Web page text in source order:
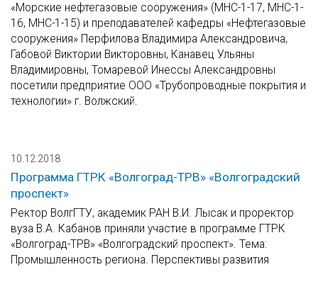
«Морские нефтегазовые сооружения» (МНС-1-17, МНС-1-
16, МНС-1-15) и преподавателей кафедры «Нефтегазовые
сооружения» Перфилова Владимира Александровича,
Габовой Виктории Викторовны, Канавец Ульяны
Владимировны, Томаревой Инессы Александровны
посетили предприятие ООО «Трубопроводные покрытия и
технологии» г. Волжский.
10.12.2018
Программа ГТРК «Волгоград-ТРВ» «Волгоградский
проспект»
Ректор ВолгГТУ, академик РАН В.И. Лысак и проректор
вуза В.А. Кабанов приняли участие в программе ГТРК
«Волгоград-ТРВ» «Волгоградский проспект». Тема:
Промышленность региона. Перспективы развития